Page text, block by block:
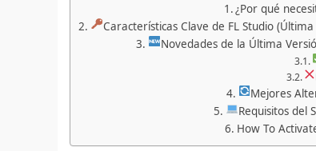
¿Por qué
Características Clave de FL Studio
Novedades de la Última
Mejores
Requisitos del
How To